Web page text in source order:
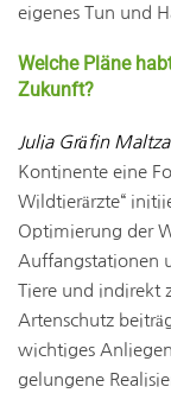
eigenes Tun und
Welche Pläne
Zukunft?
Julia Gräfin
Kontinente eine
Wildtierärzte“
Optimierung der
Auffangstationen
Tiere und indirekt
Artenschutz
wichtiges
gelungene